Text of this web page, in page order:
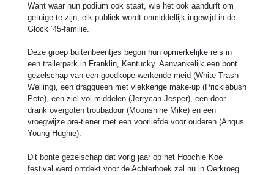
Want waar hun podium ook staat, wie het ook aandurft om
getuige te zijn, elk publiek wordt onmiddellijk ingewijd in de
Glock ’45-familie.
Deze groep buitenbeentjes begon hun opmerkelijke reis in
een trailerpark in Franklin, Kentucky. Aanvankelijk een bont
gezelschap van een goedkope werkende meid (White Trash
Welling), een dragqueen met vlekkerige make-up (Pricklebush
Pete), een ziel vol middelen (Jerrycan Jesper), een door
drank overgoten troubadour (Moonshine Mike) en een
vroegwijze pre-tiener met een voorliefde voor ouderen (Angus
Young Hughie).
Dit bonte gezelschap dat vorig jaar op het Hoochie Koe
festival werd ontdekt voor de Achterhoek zal nu in Oerkroeg